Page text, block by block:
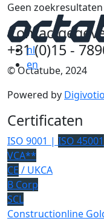
nl
en
Geen
+31 (0)15 -
© Octatube, 2024
Powered by
Certificaten
ISO 9001 | ISO 45001
VCA**
CE / UKCA
B Corp
SCL
Constructionline